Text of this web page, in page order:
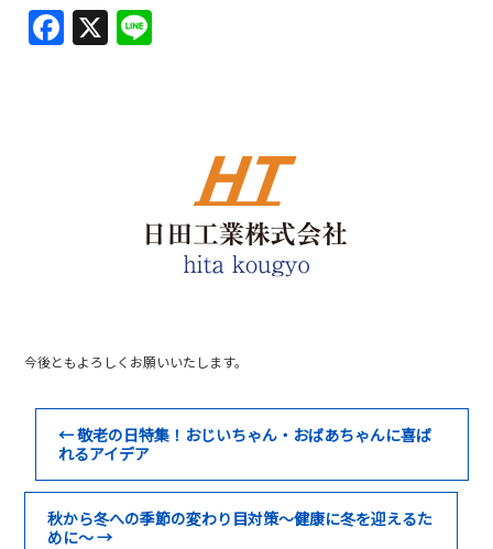
F
a
X
今後ともよろしくお願いいたします。
←敬老の日特集！おじいちゃん・おばあちゃんに喜ば
れるアイデア
秋から冬への季節の変わり目対策～健康に冬を迎えるた
めに～→